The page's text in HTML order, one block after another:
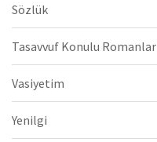
Sözlük
Tasavvuf Konulu Romanlar
Vasiyetim
Yenilgi